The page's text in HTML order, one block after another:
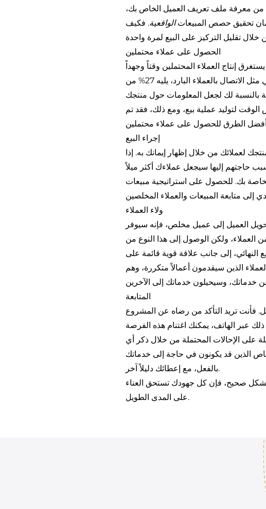
من معرفة ملف تعريف العميل الخاص بك،
لضمان تحقيق حصص المبيعاتالواقعية. فكيف
الحصول على عملاء محتملين
إنتاج العملاء المحتملين وقتاً وجهداً
يأتي ما يقرب من 40% من أفضل العملاء المحتملين من التسويق الخارجي مثل الاتصال بالعملاء البارد، يليه 27% من
بالنسبة لك لجعل المعلومات حول منتجك
لتوليد عملية بيع، ومع ذلك، فقد تم
إجراء البيع
لعملائك من خلال إظهار إيمانك به. إذا
حاجتهم إليها سيجعل عملاءك أكثر ميلاً
بك. للحصول على استراتيجية مبيعات
ولاء العملاء
العميل إلى عميل مخلص، فإنه سيوفر
ولكن الوصول إلى هذا النوع من
النهائي، إلى جانب علاقة قوية قائمة على
الذين سيقدمون أعمالاً متكررة، وهم
المتابعة
فأنت تريد التأكد من رضاه عن المشروع
ذلك عبر الهاتف، يمكنك اغتنام هذه الفرصة
على الإحالات المحتملة من خلال ذكر أي
الذين قد يكونون في حاجة إلى خدماتك
بالفعل، مع إعطائك دليلاً آخر.
بشكل صحيح، فإن كل جهودك تستحق العناء
على المدى الطويل.